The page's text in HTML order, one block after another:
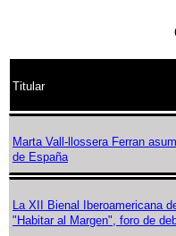
Titular
Marta Vall-llossera Ferran
de España
La XII Bienal Iberoamericana
"Habitar al Margen", foro de